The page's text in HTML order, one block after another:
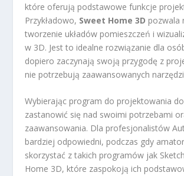
które oferują podstawowe funkcje
Przykładowo, Sweet Home 3D pozwala
tworzenie układów pomieszczeń i
w 3D. Jest to idealne rozwiązanie dla
dopiero zaczynają swoją przygodę z
nie potrzebują zaawansowanych
Wybierając program do projektowania
zastanowić się nad swoimi potrzebami
zaawansowania. Dla profesjonalistów
bardziej odpowiedni, podczas gdy
skorzystać z takich programów jak
Home 3D, które zaspokoją ich